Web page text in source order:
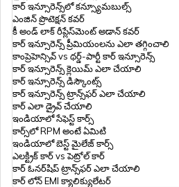
ఎక్స్కవేటర్ భీమాకోసం చెల్లిస్తూ
కమర్షియల్ వెహికల్ ఇన్సూరెన్స్‌లో
కవర్
ఆటో రిక్షా ఇన్సూరెన్స్​
కార్ ఇన్సూరెన్స్‌లో కన్స్యూమబుల్స్
ఎంజిన్ ప్రొటెక్షన్ కవర్
కీ అండ్ లాక్ రీప్లేస్‌మెంట్ అడాన్ కవర్
కార్ ఇన్సూరెన్స్ ప్రీమియంలను ఎలా తగ్గించాలి
కాంప్రెహెన్సివ్ vs థర్డ్-పార్టీ కార్ ఇన్సూరెన్స్
కార్ ఇన్సూరెన్స్ క్లెయిమ్ ఎలా చేయాలి
కార్ ఇన్సూరెన్స్ డిస్కౌంట్స్
కార్ ఇన్సూరెన్స్ ట్రాన్స్‌ఫర్ ఎలా చేయాలి
కార్ ఎలా డ్రైవ్ చేయాలి
ఇండియాలో సేఫెస్ట్ కార్స్
కార్స్‌లో RPM అంటే ఏమిటి
ఇండియాలో బెస్ట్ మైలేజ్ కార్స్
ఎలక్ట్రిక్ కార్ vs పెట్రోల్ కార్
కార్ ఓనర్‌షిప్ ట్రాన్స్‌ఫర్ ఎలా చేయాలి
కార్ లోన్ EMI క్యాలిక్యులేటర్